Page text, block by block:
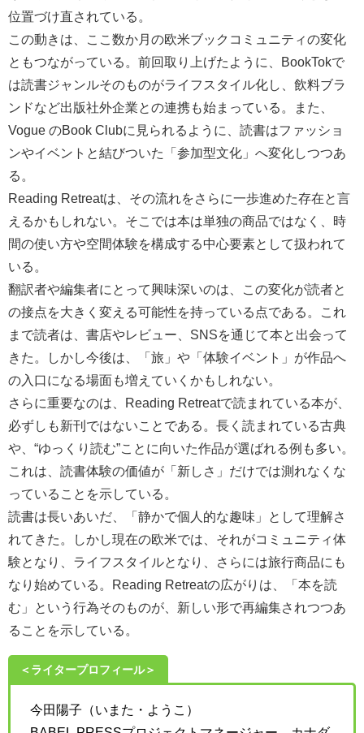
位置づけ直されている。
この動きは、ここ数か月の欧米ブックコミュニティの変化
ともつながっている。前回取り上げたように、BookTokで
は読書ジャンルそのものがライフスタイル化し、飲料ブラ
ンドなど出版社外企業との連携も始まっている。また、
Vogue のBook Clubに見られるように、読書はファッショ
ンやイベントと結びついた「参加型文化」へ変化しつつあ
る。
Reading Retreatは、その流れをさらに一歩進めた存在と言
えるかもしれない。そこでは本は単独の商品ではなく、時
間の使い方や空間体験を構成する中心要素として扱われて
いる。
翻訳者や編集者にとって興味深いのは、この変化が読者と
の接点を大きく変える可能性を持っている点である。これ
まで読者は、書店やレビュー、SNSを通じて本と出会って
きた。しかし今後は、「旅」や「体験イベント」が作品へ
の入口になる場面も増えていくかもしれない。
さらに重要なのは、Reading Retreatで読まれている本が、
必ずしも新刊ではないことである。長く読まれている古典
や、“ゆっくり読む”ことに向いた作品が選ばれる例も多い。
これは、読書体験の価値が「新しさ」だけでは測れなくな
っていることを示している。
読書は長いあいだ、「静かで個人的な趣味」として理解さ
れてきた。しかし現在の欧米では、それがコミュニティ体
験となり、ライフスタイルとなり、さらには旅行商品にも
なり始めている。Reading Retreatの広がりは、「本を読
む」という行為そのものが、新しい形で再編集されつつあ
ることを示している。
＜ライタープロフィール＞
今田陽子（いまた・ようこ）